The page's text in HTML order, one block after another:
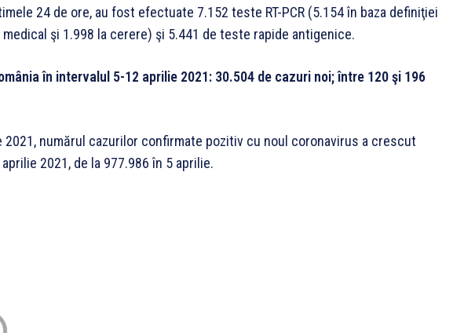
24 de ore, au fost efectuate 7.152 teste RT-PCR (5.154 în baza definiţiei
şi 1.998 la cerere) şi 5.441 de teste rapide antigenice.
în intervalul 5-12 aprilie 2021: 30.504 de cazuri noi; între 120 şi 196
2021, numărul cazurilor confirmate pozitiv cu noul coronavirus a crescut
2021, de la 977.986 în 5 aprilie.